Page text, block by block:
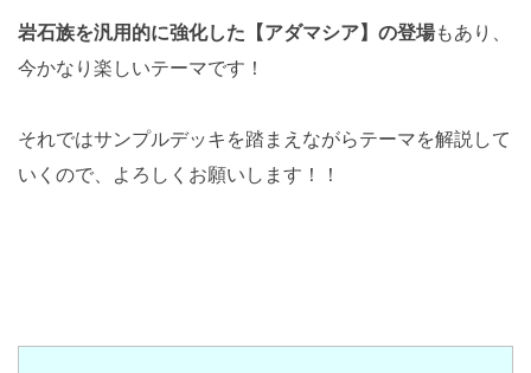
岩石族を汎用的に強化した【アダマシア】の登場もあり、
今かなり楽しいテーマです！
それではサンプルデッキを踏まえながらテーマを解説して
いくので、よろしくお願いします！！